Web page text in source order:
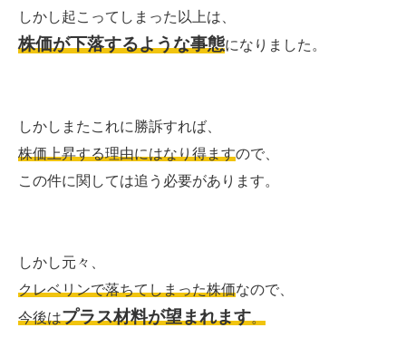
しかし起こってしまった以上は、
株価が下落するような事態になりました。
しかしまたこれに勝訴すれば、
株価上昇する理由にはなり得ますので、
この件に関しては追う必要があります。
しかし元々、
クレベリンで落ちてしまった株価なので、
今後はプラス材料が望まれます。